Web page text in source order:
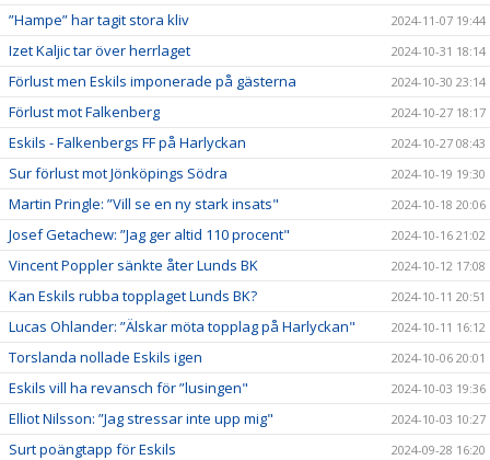
”Hampe” har tagit stora kliv 2024-11-07 19:44
Izet Kaljic tar över herrlaget 2024-10-31 18:14
Förlust men Eskils imponerade på gästerna 2024-10-30 23:14
Förlust mot Falkenberg 2024-10-27 18:17
Eskils - Falkenbergs FF på Harlyckan 2024-10-27 08:43
Sur förlust mot Jönköpings Södra 2024-10-19 19:30
Martin Pringle: ”Vill se en ny stark insats" 2024-10-18 20:06
Josef Getachew: ”Jag ger altid 110 procent" 2024-10-16 21:02
Vincent Poppler sänkte åter Lunds BK 2024-10-12 17:08
Kan Eskils rubba topplaget Lunds BK? 2024-10-11 20:51
Lucas Ohlander: ”Älskar möta topplag på Harlyckan" 2024-10-11 16:12
Torslanda nollade Eskils igen 2024-10-06 20:01
Eskils vill ha revansch för ”lusingen" 2024-10-03 19:36
Elliot Nilsson: ”Jag stressar inte upp mig" 2024-10-03 10:27
Surt poängtapp för Eskils 2024-09-28 16:20